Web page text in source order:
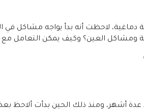
دماغية، لاحظت أنه بدأ يواجه مشاكل في
ومشاكل العين؟ وكيف يمكن التعامل
أشهر، ومنذ ذلك الحين بدأت ألاحظ